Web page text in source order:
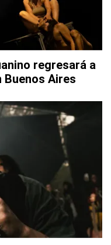
regresará a
Aires